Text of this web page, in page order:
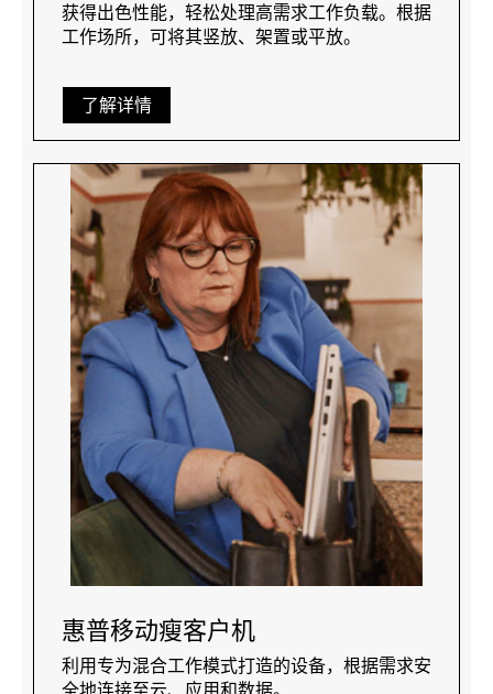
获得出色性能，轻松处理高需求工作负载。根据
工作场所，可将其竖放、架置或平放。
了解详情
惠普移动瘦客户机
利用专为混合工作模式打造的设备，根据需求安